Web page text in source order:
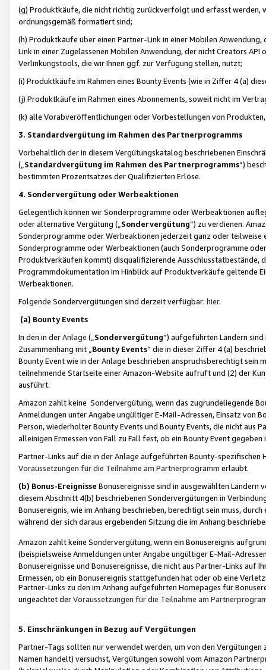
(g) Produktkäufe, die nicht richtig zurückverfolgt und erfasst werden,
ordnungsgemäß formatiert sind;
(h) Produktkäufe über einen Partner-Link in einer Mobilen
Link in einer Zugelassenen Mobilen Anwendung, der nicht Creators
Verlinkungstools, die wir Ihnen ggf. zur Verfügung stellen, nutzt;
(i) Produktkäufe im Rahmen eines Bounty Events (wie in Ziffer 4 (a)
(j) Produktkäufe im Rahmen eines Abonnements, soweit nicht im
(k) alle Vorabveröffentlichungen oder Vorbestellungen von
3. Standardvergütung im Rahmen des Partnerprogramms
Vorbehaltlich der in diesem Vergütungskatalog beschriebenen
(„ Standardvergütung im Rahmen des Partnerprogramms“)
bestimmten Prozentsatzes der Qualifizierten Erlöse.
4. Sondervergütung oder Werbeaktionen
Gelegentlich können wir Sonderprogramme oder Werbeaktionen
oder alternative Vergütung („ Sondervergütung”) zu verdienen.
Sonderprogramme oder Werbeaktionen jederzeit ganz oder
Sonderprogramme oder Werbeaktionen (auch Sonderprogramme
Produktverkäufen kommt) disqualifizierende Ausschlusstatbestände,
Programmdokumentation im Hinblick auf Produktverkäufe geltende
Werbeaktionen.
Folgende Sondervergütungen sind derzeit verfügbar: hier.
(a) Bounty Events
In den in derAnlage („ Sondervergütung“) aufgeführten Ländern
Zusammenhang mit „ Bounty Events“ die in dieser Ziffer 4 (a)
Bounty Event wie in der Anlage beschrieben anspruchsberechtigt sein
teilnehmende Startseite einer Amazon-Website aufruft und (2) der
ausführt.
Amazon zahlt keine Sondervergütung, wenn das zugrundeliegende
Anmeldungen unter Angabe ungültiger E-Mail-Adressen, Einsatz von
Person, wiederholter Bounty Events und Bounty Events, die nicht
alleinigen Ermessen von Fall zu Fall fest, ob ein Bounty Event
Partner-Links auf die in der Anlage aufgeführten Bounty-spezifischen
Voraussetzungen für die Teilnahme am Partnerprogramm erlaubt.
(b) Bonus-Ereignisse Bonusereignisse sind in ausgewählten Ländern
diesem Abschnitt 4(b) beschriebenen Sondervergütungen in
Bonusereignis, wie im Anhang beschrieben, berechtigt sein muss,
während der sich daraus ergebenden Sitzung die im Anhang
Amazon zahlt keine Sondervergütung, wenn ein Bonusereignis
(beispielsweise Anmeldungen unter Angabe ungültiger E-Mail-
Bonusereignisse und Bonusereignisse, die nicht aus Partner-Links auf
Ermessen, ob ein Bonusereignis stattgefunden hat oder ob eine
Partner-Links zu den im Anhang aufgeführten Homepages für
ungeachtet derVoraussetzungen für die Teilnahme am
5. Einschränkungen in Bezug auf Vergütungen
Partner-Tags sollten nur verwendet werden, um von den
Namen handelt) versuchst, Vergütungen sowohl vom Amazon